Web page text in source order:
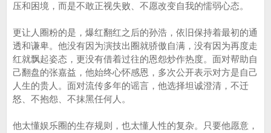
压和困境，而是不敢正视失败、不愿改变自我的懦弱心态。
更让人圈粉的是，爆红翻红之后的孙浩，依旧保持着最初的通
透和谦卑。他没有因为演技出圈就骄傲自满，没有因为再度走
红就飘起姿态，更没有借着过往的恩怨炒作热度。面对帮助自
己翻盘的张嘉益，他始终心怀感恩，多次公开表示对方是自己
人生的贵人。面对流传多年的谣言，他选择坦诚澄清，不迁
怒、不抱怨、不抹黑任何人。
他太懂娱乐圈的生存规则，也太懂人性的复杂。只要他愿意，